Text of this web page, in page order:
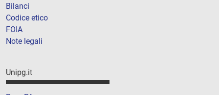
Bilanci
Codice etico
FOIA
Note legali
Unipg.it